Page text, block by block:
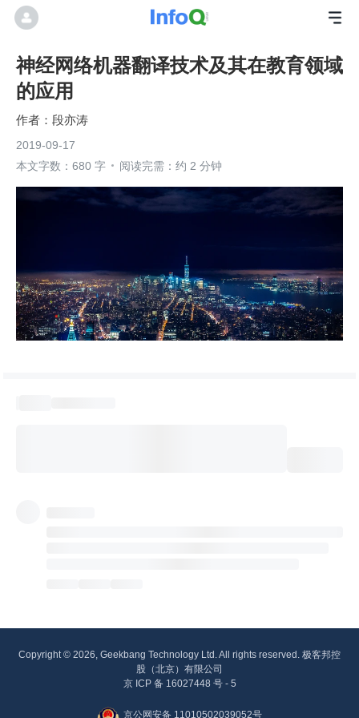
神经网络机器翻译技术及其在教育领域
的应用
段亦涛
2019-09-17
本文字数：680 字
阅读完需：约 2 分钟
Copyright © 2026, Geekbang Technology Ltd. All rights reserved. 极客邦控
股（北京）有限公司
京 ICP 备 16027448 号 - 5
京公网安备 11010502039052号